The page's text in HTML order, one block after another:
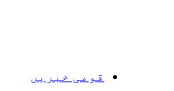
قومی خبریں